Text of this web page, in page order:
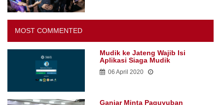
MOST COMMENTED
Mudik ke Jateng Wajib Isi
Aplikasi Siaga Mudik
06 April 2020
Ganjar Minta Paguyuban